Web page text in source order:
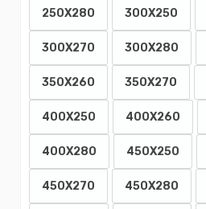
250X280 300X250
300X270 300X280
350X260 350X270
400X250 400X260
400X280 450X250
450X270 450X280